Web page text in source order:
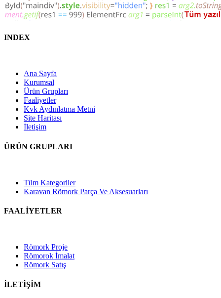
INDEX
Ana Sayfa
Kurumsal
Ürün Grupları
Faaliyetler
Kvk Aydınlatma Metni
Site Haritası
İletişim
ÜRÜN GRUPLARI
Tüm Kategoriler
Karavan Römork Parça Ve Aksesuarları
FAALİYETLER
Römork Proje
Römorok İmalat
Römork Satış
İLETİŞİM